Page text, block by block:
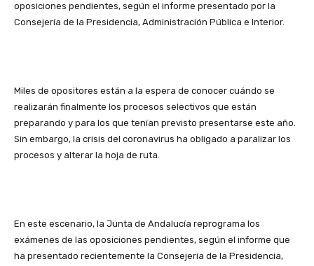
oposiciones pendientes, según el informe presentado por la
Consejería de la Presidencia, Administración Pública e Interior.
Miles de opositores están a la espera de conocer cuándo se
realizarán finalmente los procesos selectivos que están
preparando y para los que tenían previsto presentarse este año.
Sin embargo, la crisis del coronavirus ha obligado a paralizar los
procesos y alterar la hoja de ruta.
En este escenario, la Junta de Andalucía reprograma los
exámenes de las oposiciones pendientes, según el informe que
ha presentado recientemente la Consejería de la Presidencia,